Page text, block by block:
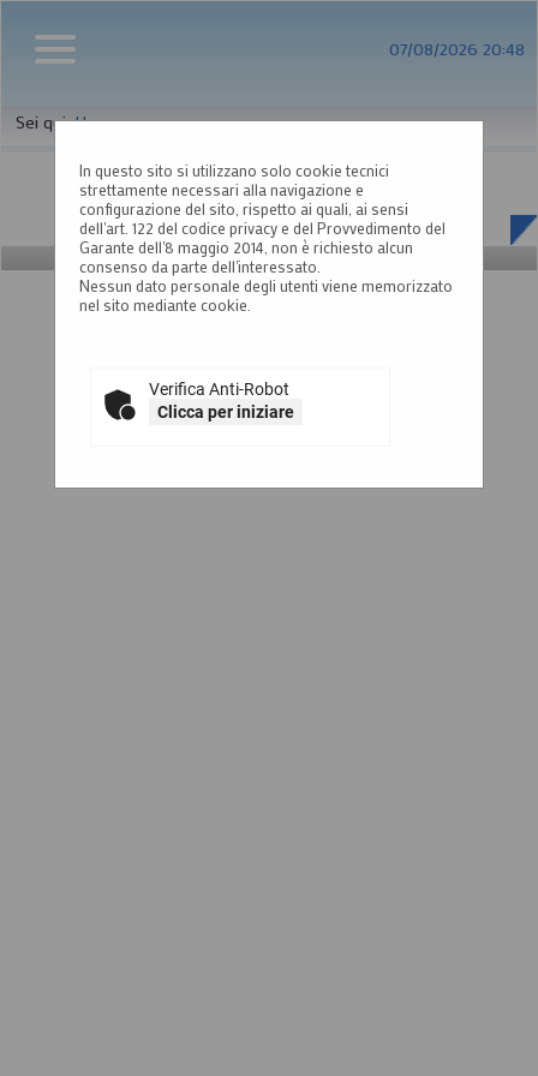
07/08/2026 20:48
Sei qui: Home
In questo sito si utilizzano solo cookie tecnici
strettamente necessari alla navigazione e
configurazione del sito, rispetto ai quali, ai sensi
dell'art. 122 del codice privacy e del Provvedimento del
Garante dell'8 maggio 2014, non è richiesto alcun
consenso da parte dell'interessato.
Nessun dato personale degli utenti viene memorizzato
nel sito mediante cookie.
Verifica Anti-Robot
Clicca per iniziare